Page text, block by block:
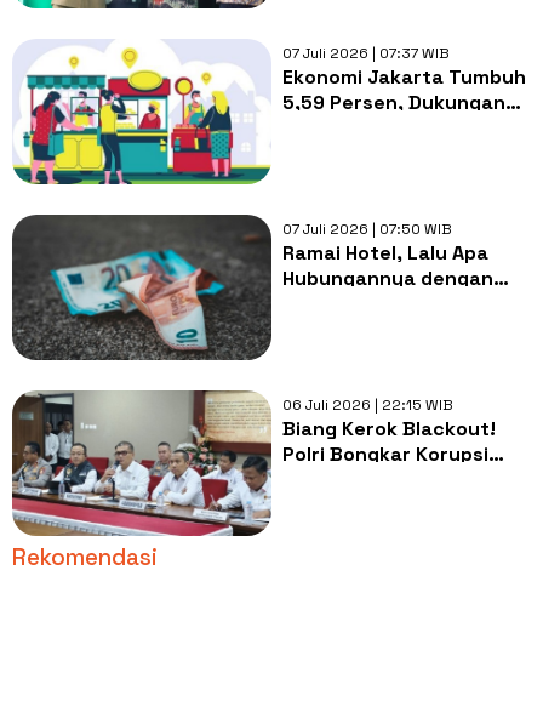
07 Juli 2026 | 07:37 WIB
Ekonomi Jakarta Tumbuh
5,59 Persen, Dukungan
07 Juli 2026 | 07:50 WIB
Ramai Hotel, Lalu Apa
Hubungannya dengan
06 Juli 2026 | 22:15 WIB
Biang Kerok Blackout!
Polri Bongkar Korupsi
Rekomendasi